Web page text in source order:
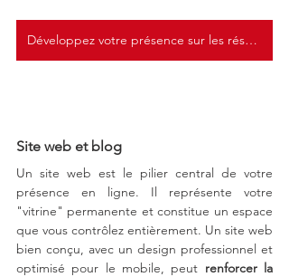
Développez votre présence sur les réseaux sociaux
Site web et blog
Un site web est le pilier central de votre
présence en ligne. Il représente votre
"vitrine" permanente et constitue un espace
que vous contrôlez entièrement. Un site web
bien conçu, avec un design professionnel et
optimisé pour le mobile, peut renforcer la